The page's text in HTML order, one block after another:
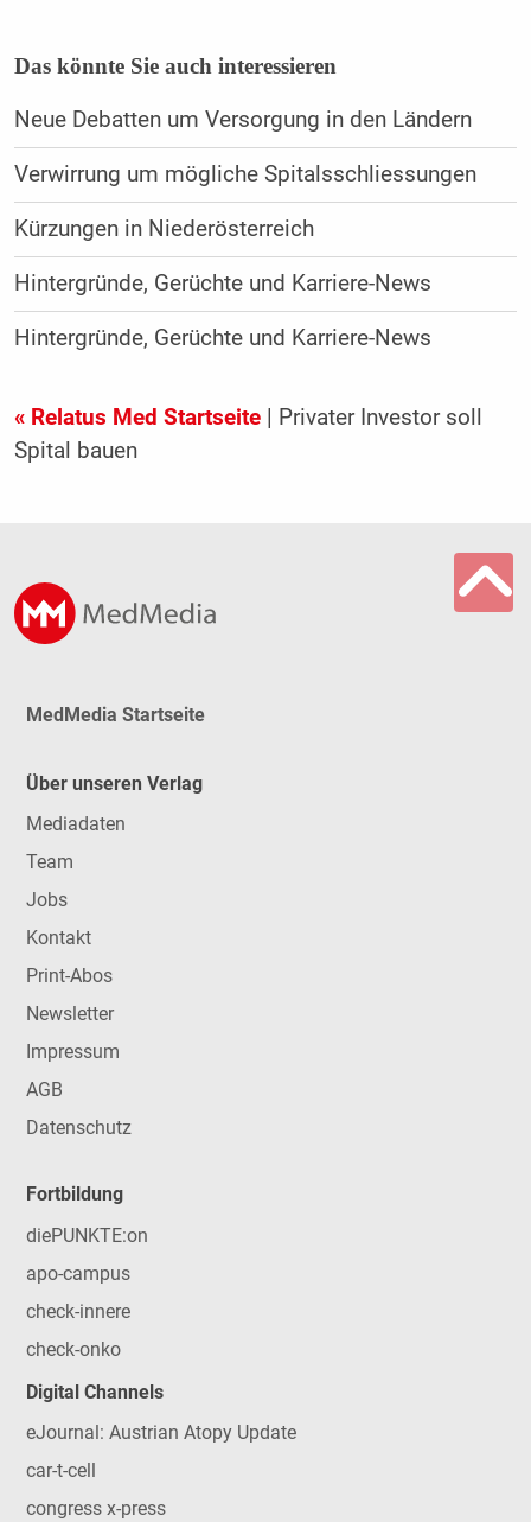
Das könnte Sie auch interessieren
Neue Debatten um Versorgung in den Ländern
Verwirrung um mögliche Spitalsschliessungen
Kürzungen in Niederösterreich
Hintergründe, Gerüchte und Karriere-News
Hintergründe, Gerüchte und Karriere-News
« Relatus Med Startseite| Privater Investor soll
Spital bauen
MedMedia Startseite
Über unseren Verlag
Mediadaten
Team
Jobs
Kontakt
Print-Abos
Newsletter
Impressum
AGB
Datenschutz
Fortbildung
diePUNKTE:on
apo-campus
check-innere
check-onko
Digital Channels
eJournal: Austrian Atopy Update
car-t-cell
congress x-press